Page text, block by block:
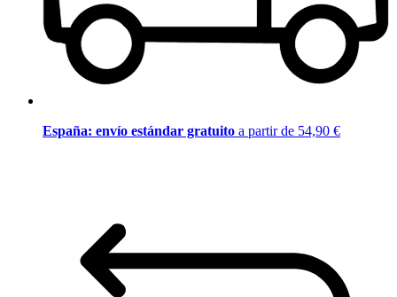
España: envío estándar gratuito a partir de 54,90 €